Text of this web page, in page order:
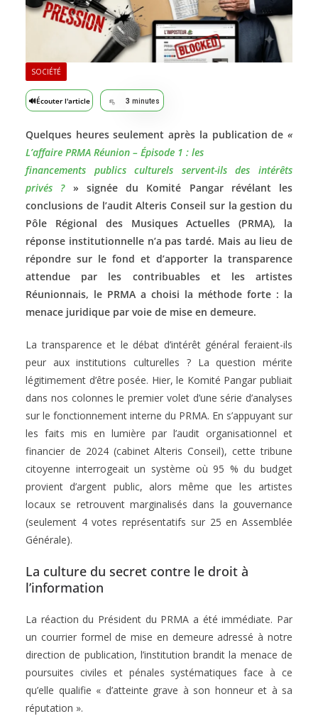
SOCIÉTÉ
🔊Écouter l'article 3 minutes
Quelques heures seulement après la publication de «
L’affaire PRMA Réunion – Épisode 1 : les
financements publics culturels servent-ils des intérêts
privés ?» signée du Komité Pangar révélant les
conclusions de l’audit Alteris Conseil sur la gestion du
Pôle Régional des Musiques Actuelles (PRMA), la
réponse institutionnelle n’a pas tardé. Mais au lieu de
répondre sur le fond et d’apporter la transparence
attendue par les contribuables et les artistes
Réunionnais, le PRMA a choisi la méthode forte : la
menace juridique par voie de mise en demeure.
La transparence et le débat d’intérêt général feraient-ils
peur aux institutions culturelles ? La question mérite
légitimement d’être posée. Hier, le Komité Pangar publiait
dans nos colonnes le premier volet d’une série d’analyses
sur le fonctionnement interne du PRMA. En s’appuyant sur
les faits mis en lumière par l’audit organisationnel et
financier de 2024 (cabinet Alteris Conseil), cette tribune
citoyenne interrogeait un système où 95 % du budget
provient d’argent public, alors même que les artistes
locaux se retrouvent marginalisés dans la gouvernance
(seulement 4 votes représentatifs sur 25 en Assemblée
Générale).
La culture du secret contre le droit à
l’information
La réaction du Président du PRMA a été immédiate. Par
un courrier formel de mise en demeure adressé à notre
direction de publication, l’institution brandit la menace de
poursuites civiles et pénales systématiques face à ce
qu’elle qualifie « d’atteinte grave à son honneur et à sa
réputation ».